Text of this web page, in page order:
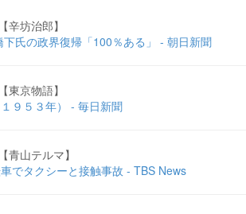
坊治郎】
下氏の政界復帰「100％ある」 - 朝日新聞
京物語】
９５３年） - 毎日新聞
山テルマ】
でタクシーと接触事故 - TBS News